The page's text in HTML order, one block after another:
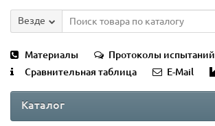
Везде
Материалы
Протоколы испытаний
Сравнительная таблица
E-Mail
Каталог